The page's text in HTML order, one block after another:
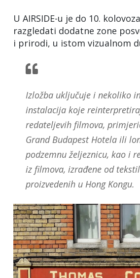
U AIRSIDE-u je do 10.
razgledati dodatne zone
i prirodi, u istom vizualnom
Izložba uključuje i nekoliko
instalacija koje
redateljevih filmova,
Grand Budapest Hotela ili
podzemnu željeznicu, kao i
iz filmova, izrađene od
proizvedenih u Hong Kongu.